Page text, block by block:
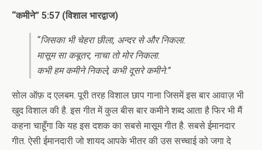
“कमीने” 5:57 (विशाल भारद्वाज)
“जिसका भी चेहरा छीला, अन्दर से और निकला.
मासूम सा कबूतर, नाचा तो मोर निकला.
कभी हम कमीने निकले, कभी दूसरे कमीने.”
सोल ऑफ़ द एलबम. पूरी तरह विशाल छाप गाना जिसमें इस बार आवाज़ भी
खुद विशाल की है. इस गीत में कुल बीस बार कमीने शब्द आता है फिर भी मैं
कहना चाहूँगा कि यह इस दशक का सबसे मासूम गीत है. सबसे ईमानदार
गीत. ऐसी ईमानदारी जो शायद आपके भीतर की उस सच्चाई को जगा दे